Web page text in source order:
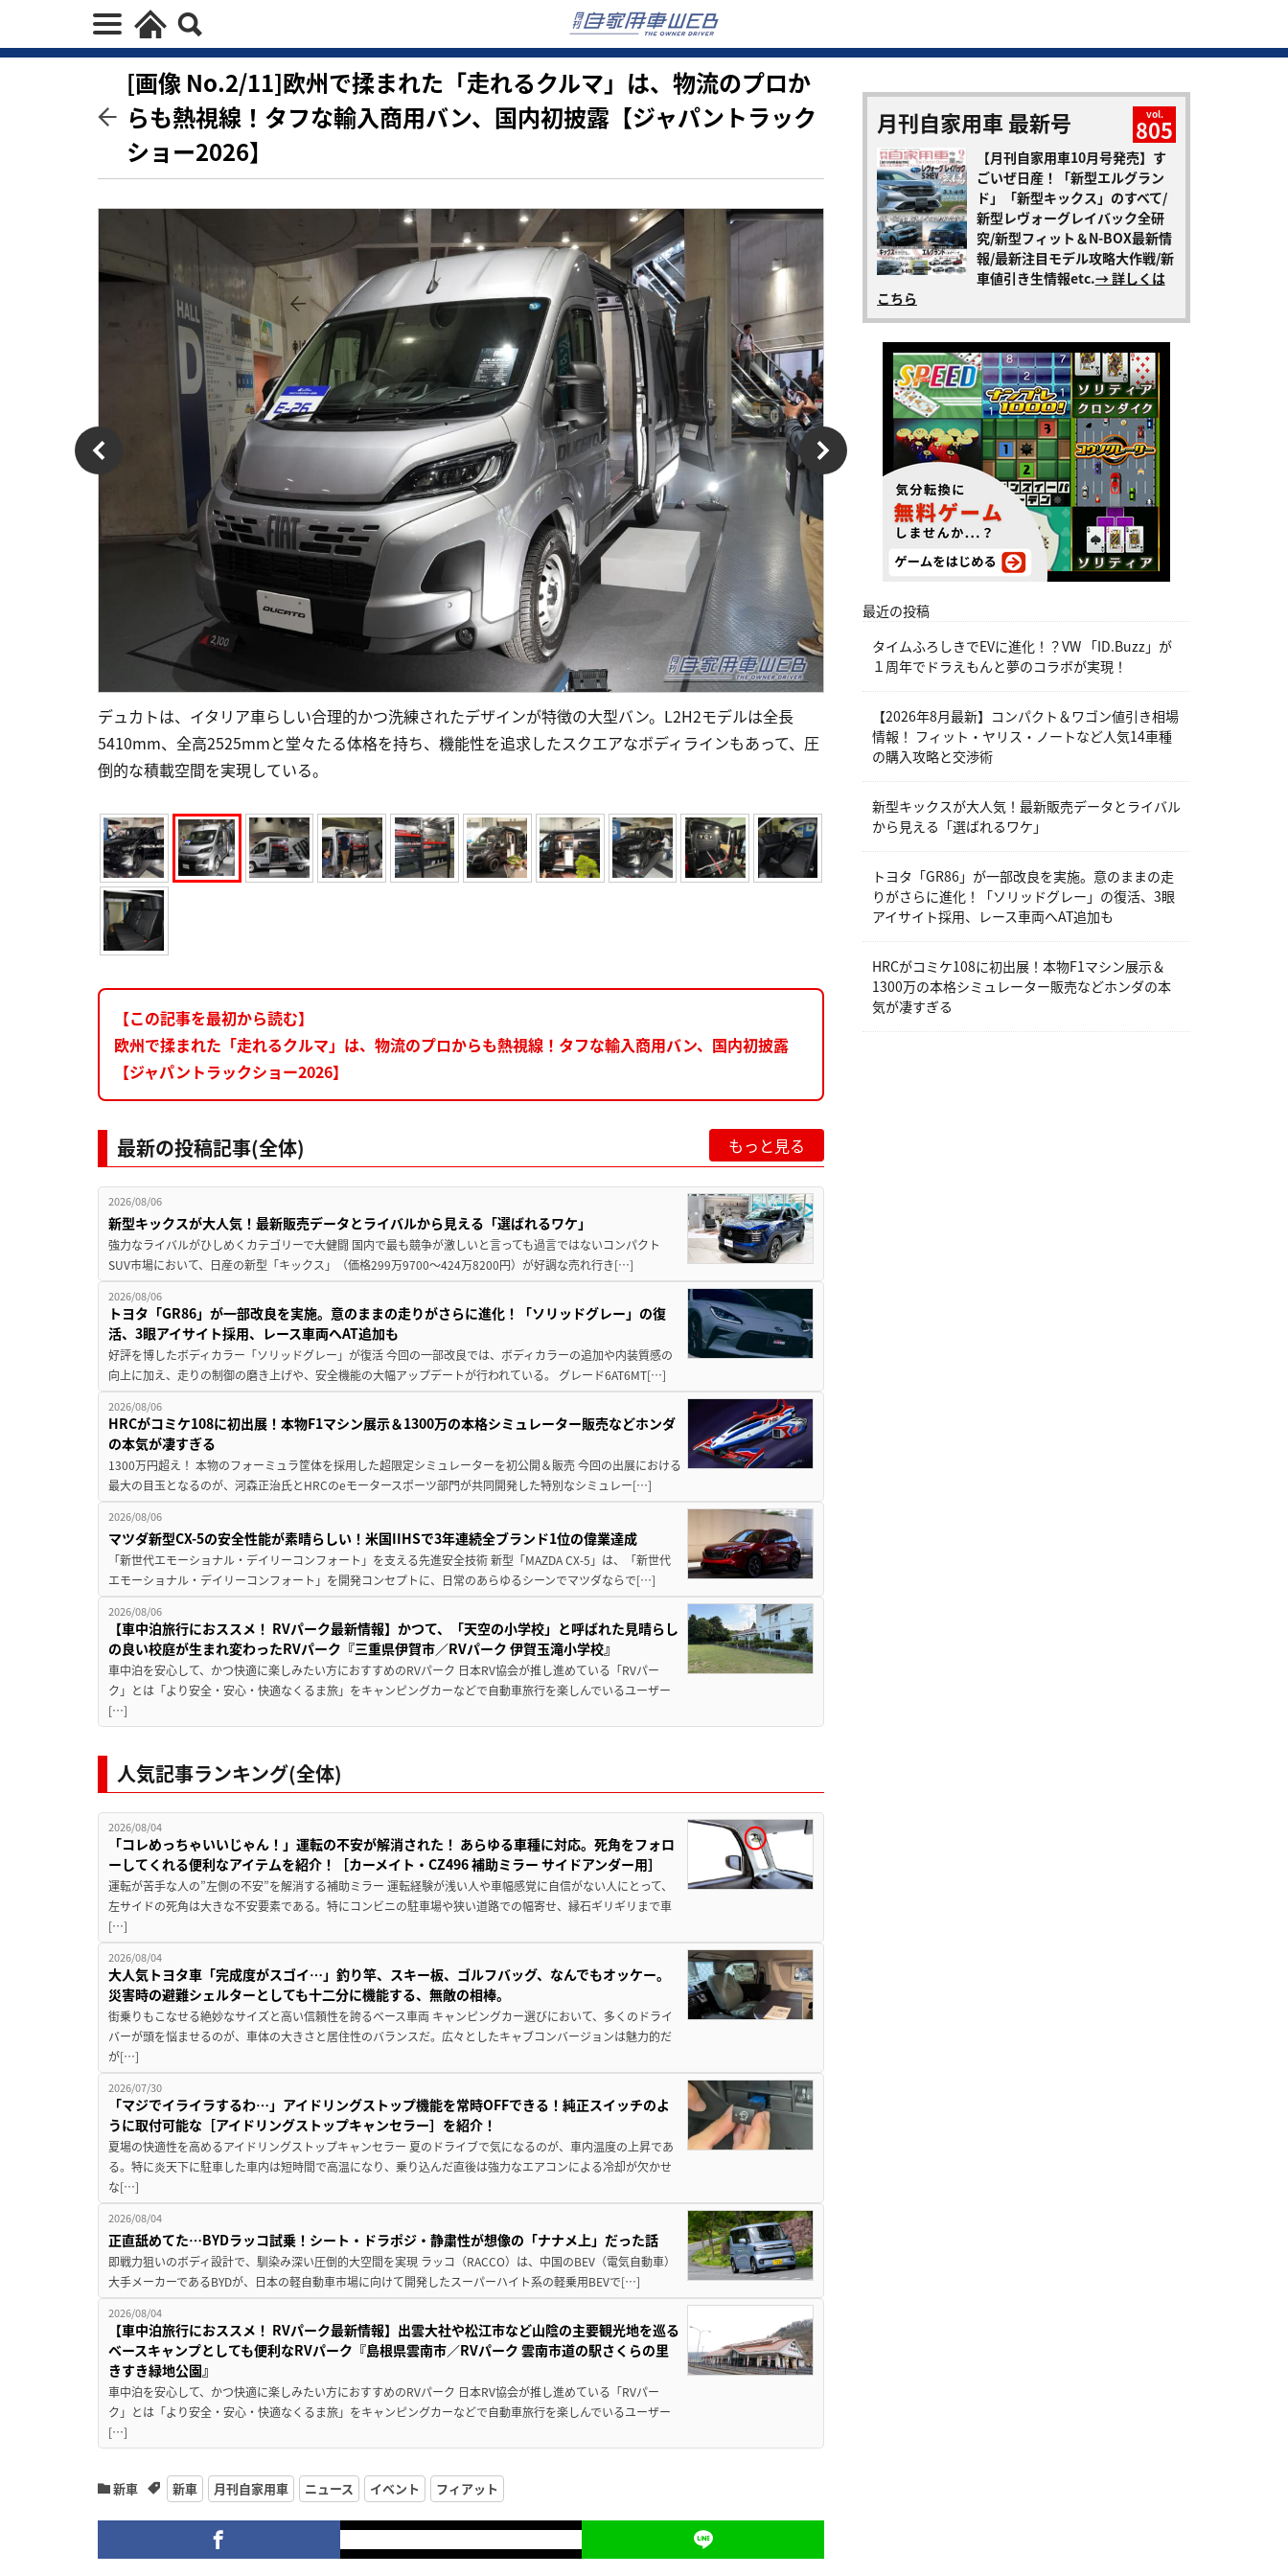
[画像 No.2/11]欧州で揉まれた「走れるクルマ」は、物流のプロか
らも熱視線！タフな輸入商用バン、国内初披露【ジャパントラック
ショー2026】
デュカトは、イタリア車らしい合理的かつ洗練されたデザインが特徴の大型バン。L2H2モデルは全長
5410mm、全高2525mmと堂々たる体格を持ち、機能性を追求したスクエアなボディラインもあって、圧
倒的な積載空間を実現している。
【この記事を最初から読む】
欧州で揉まれた「走れるクルマ」は、物流のプロからも熱視線！タフな輸入商用バン、国内初披露
【ジャパントラックショー2026】
最新の投稿記事(全体) もっと見る
2026/08/06
新型キックスが大人気！最新販売データとライバルから見える「選ばれるワケ」
強力なライバルがひしめくカテゴリーで大健闘 国内で最も競争が激しいと言っても過言ではないコンパクト
SUV市場において、日産の新型「キックス」（価格299万9700～424万8200円）が好調な売れ行き[…]
2026/08/06
トヨタ「GR86」が一部改良を実施。意のままの走りがさらに進化！「ソリッドグレー」の復
活、3眼アイサイト採用、レース車両へAT追加も
好評を博したボディカラー「ソリッドグレー」が復活 今回の一部改良では、ボディカラーの追加や内装質感の
向上に加え、走りの制御の磨き上げや、安全機能の大幅アップデートが行われている。 グレード6AT6MT[…]
2026/08/06
HRCがコミケ108に初出展！本物F1マシン展示＆1300万の本格シミュレーター販売などホンダ
の本気が凄すぎる
1300万円超え！ 本物のフォーミュラ筐体を採用した超限定シミュレーターを初公開＆販売 今回の出展における
最大の目玉となるのが、河森正治氏とHRCのeモータースポーツ部門が共同開発した特別なシミュレー[…]
2026/08/06
マツダ新型CX-5の安全性能が素晴らしい！米国IIHSで3年連続全ブランド1位の偉業達成
「新世代エモーショナル・デイリーコンフォート」を支える先進安全技術 新型「MAZDA CX-5」は、「新世代
エモーショナル・デイリーコンフォート」を開発コンセプトに、日常のあらゆるシーンでマツダならで[…]
2026/08/06
【車中泊旅行におススメ！ RVパーク最新情報】かつて、「天空の小学校」と呼ばれた見晴らし
の良い校庭が生まれ変わったRVパーク『三重県伊賀市／RVパーク 伊賀玉滝小学校』
車中泊を安心して、かつ快適に楽しみたい方におすすめのRVパーク 日本RV協会が推し進めている「RVパー
ク」とは「より安全・安心・快適なくるま旅」をキャンピングカーなどで自動車旅行を楽しんでいるユーザー
[…]
人気記事ランキング(全体)
2026/08/04
「コレめっちゃいいじゃん！」運転の不安が解消された！ あらゆる車種に対応。死角をフォロ
ーしてくれる便利なアイテムを紹介！［カーメイト・CZ496 補助ミラー サイドアンダー用］
運転が苦手な人の”左側の不安”を解消する補助ミラー 運転経験が浅い人や車幅感覚に自信がない人にとって、
左サイドの死角は大きな不安要素である。特にコンビニの駐車場や狭い道路での幅寄せ、縁石ギリギリまで車
[…]
2026/08/04
大人気トヨタ車「完成度がスゴイ…」釣り竿、スキー板、ゴルフバッグ、なんでもオッケー。
災害時の避難シェルターとしても十二分に機能する、無敵の相棒。
街乗りもこなせる絶妙なサイズと高い信頼性を誇るベース車両 キャンピングカー選びにおいて、多くのドライ
バーが頭を悩ませるのが、車体の大きさと居住性のバランスだ。広々としたキャブコンバージョンは魅力的だ
が[…]
2026/07/30
「マジでイライラするわ…」アイドリングストップ機能を常時OFFできる！純正スイッチのよ
うに取付可能な［アイドリングストップキャンセラー］を紹介！
夏場の快適性を高めるアイドリングストップキャンセラー 夏のドライブで気になるのが、車内温度の上昇であ
る。特に炎天下に駐車した車内は短時間で高温になり、乗り込んだ直後は強力なエアコンによる冷却が欠かせ
な[…]
2026/08/04
正直舐めてた…BYDラッコ試乗！シート・ドラポジ・静粛性が想像の「ナナメ上」だった話
即戦力狙いのボディ設計で、馴染み深い圧倒的大空間を実現 ラッコ（RACCO）は、中国のBEV（電気自動車）
大手メーカーであるBYDが、日本の軽自動車市場に向けて開発したスーパーハイト系の軽乗用BEVで[…]
2026/08/04
【車中泊旅行におススメ！ RVパーク最新情報】出雲大社や松江市など山陰の主要観光地を巡る
ベースキャンプとしても便利なRVパーク『島根県雲南市／RVパーク 雲南市道の駅さくらの里
きすき緑地公園』
車中泊を安心して、かつ快適に楽しみたい方におすすめのRVパーク 日本RV協会が推し進めている「RVパー
ク」とは「より安全・安心・快適なくるま旅」をキャンピングカーなどで自動車旅行を楽しんでいるユーザー
[…]
新車 新車 月刊自家用車 ニュース イベント フィアット
月刊自家用車 最新号 vol.
805
【月刊自家用車10月号発売】す
ごいぜ日産！「新型エルグラン
ド」「新型キックス」のすべて/
新型レヴォーグレイバック全研
究/新型フィット＆N-BOX最新情
報/最新注目モデル攻略大作戦/新
車値引き生情報etc.→ 詳しくは
こちら
最近の投稿
タイムふろしきでEVに進化！？VW 「ID.Buzz」が
１周年でドラえもんと夢のコラボが実現！
【2026年8月最新】コンパクト＆ワゴン値引き相場
情報！ フィット・ヤリス・ノートなど人気14車種
の購入攻略と交渉術
新型キックスが大人気！最新販売データとライバル
から見える「選ばれるワケ」
トヨタ「GR86」が一部改良を実施。意のままの走
りがさらに進化！「ソリッドグレー」の復活、3眼
アイサイト採用、レース車両へAT追加も
HRCがコミケ108に初出展！本物F1マシン展示＆
1300万の本格シミュレーター販売などホンダの本
気が凄すぎる